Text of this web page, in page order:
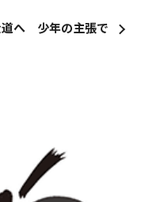
道へ 少年の主張で